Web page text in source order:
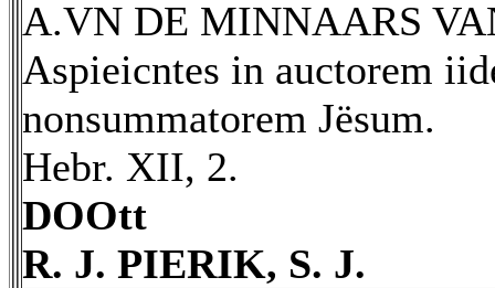
A.VN DE MINNAARS
Aspieicntes in auctorem
nonsummatorem Jësum.
Hebr. XII, 2.
DOOtt
R. J. PIERIK, S. J.